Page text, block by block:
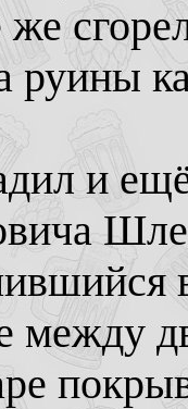
же
руины
и
между